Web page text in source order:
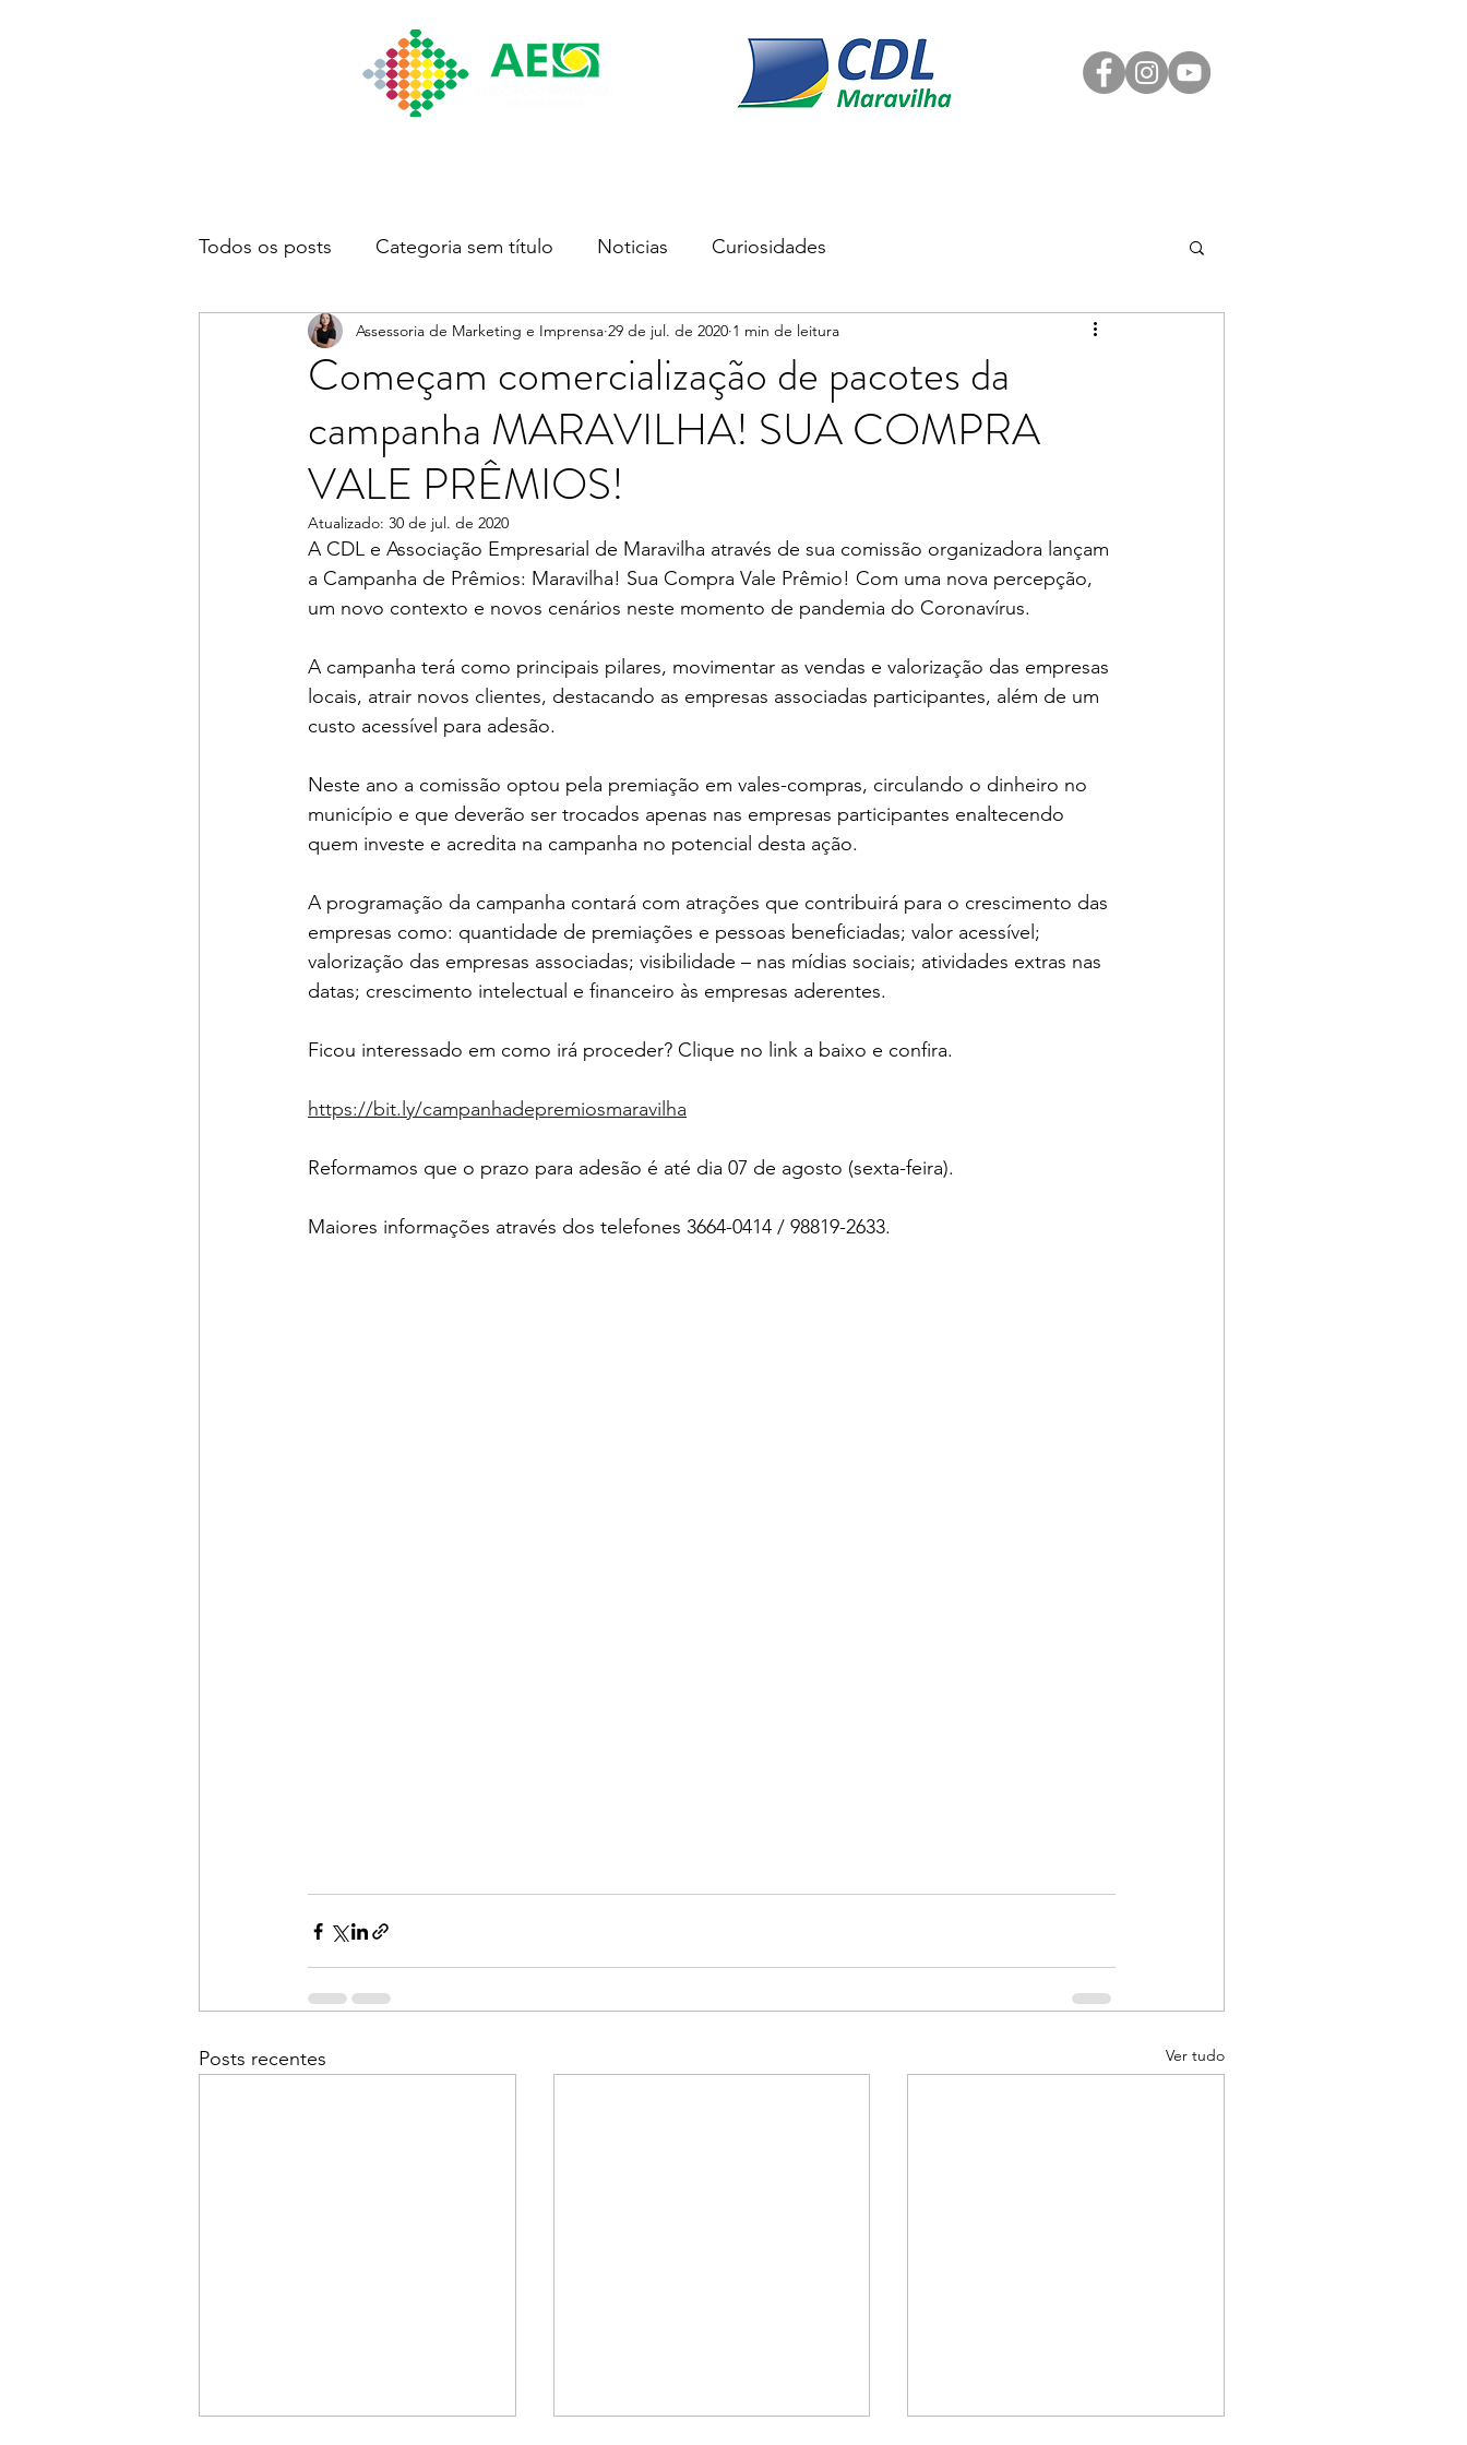
Todos os posts Categoria sem título Noticias Curiosidades
Começam comercialização de pacotes da
campanha MARAVILHA! SUA COMPRA
VALE PRÊMIOS!
Assessoria de Marketing e Imprensa 29 de jul. de 2020 1 min de leitura
Atualizado: 30 de jul. de 2020
A CDL e Associação Empresarial de Maravilha através de sua comissão organizadora lançam
a Campanha de Prêmios: Maravilha! Sua Compra Vale Prêmio! Com uma nova percepção,
um novo contexto e novos cenários neste momento de pandemia do Coronavírus.
A campanha terá como principais pilares, movimentar as vendas e valorização das empresas
locais, atrair novos clientes, destacando as empresas associadas participantes, além de um
custo acessível para adesão.
Neste ano a comissão optou pela premiação em vales-compras, circulando o dinheiro no
município e que deverão ser trocados apenas nas empresas participantes enaltecendo
quem investe e acredita na campanha no potencial desta ação.
A programação da campanha contará com atrações que contribuirá para o crescimento das
empresas como: quantidade de premiações e pessoas beneficiadas; valor acessível;
valorização das empresas associadas; visibilidade – nas mídias sociais; atividades extras nas
datas; crescimento intelectual e financeiro às empresas aderentes.
Ficou interessado em como irá proceder? Clique no link a baixo e confira.
https://bit.ly/campanhadepremiosmaravilha
Reformamos que o prazo para adesão é até dia 07 de agosto (sexta-feira).
Maiores informações através dos telefones 3664-0414 / 98819-2633.
Posts recentes Ver tudo